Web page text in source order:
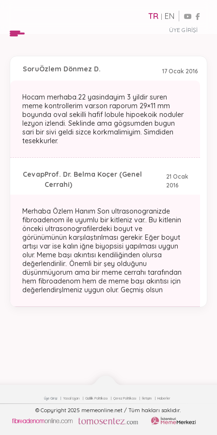
ÜYE GIRIŞI
TR | EN
17 Ocak 2016
SoruÖzlem Dönmez D.
Hocam merhaba.22 yasindayim 3 yildir suren
meme kontrollerim var.son raporum 29×11 mm
boyunda oval sekilli hafif lobule hipoekoik noduler
lezyon izlendi. Seklinde ama gögsumden bugun
sari bir sivi geldi sizce korkmalimiyim. Simdiden
tesekkurler.
21 Ocak
2016
CevapProf. Dr. Belma Koçer (Genel
Cerrahi)
Merhaba Özlem Hanım Son ultrasonogranizde
fibroadenom ile uyumlu bir kitleniz var.. Bu kitlenin
önceki ultrasonografilerdeki boyut ve
görünümünün karşılaştırılması gerekir. Eğer boyut
artışı var ise kalın iğne biyopsisi yapılması uygun
olur. Meme başı akıntısı kendiliğinden olursa
değerlendirilir.. Önemli bir şey olduğunu
düşünmüyorum ama bir meme cerrahı tarafından
hem fibroadenom hem de meme başı akıntısı için
değerlendirşlmeniz uygun olur. Geçmiş olsun
Üye Girişi Yasal Uyarı Gizlilik Politikası Çerez Politikası İletişim Haberler
© Copyright 2025 memeonline.net / Tüm hakları saklıdır.